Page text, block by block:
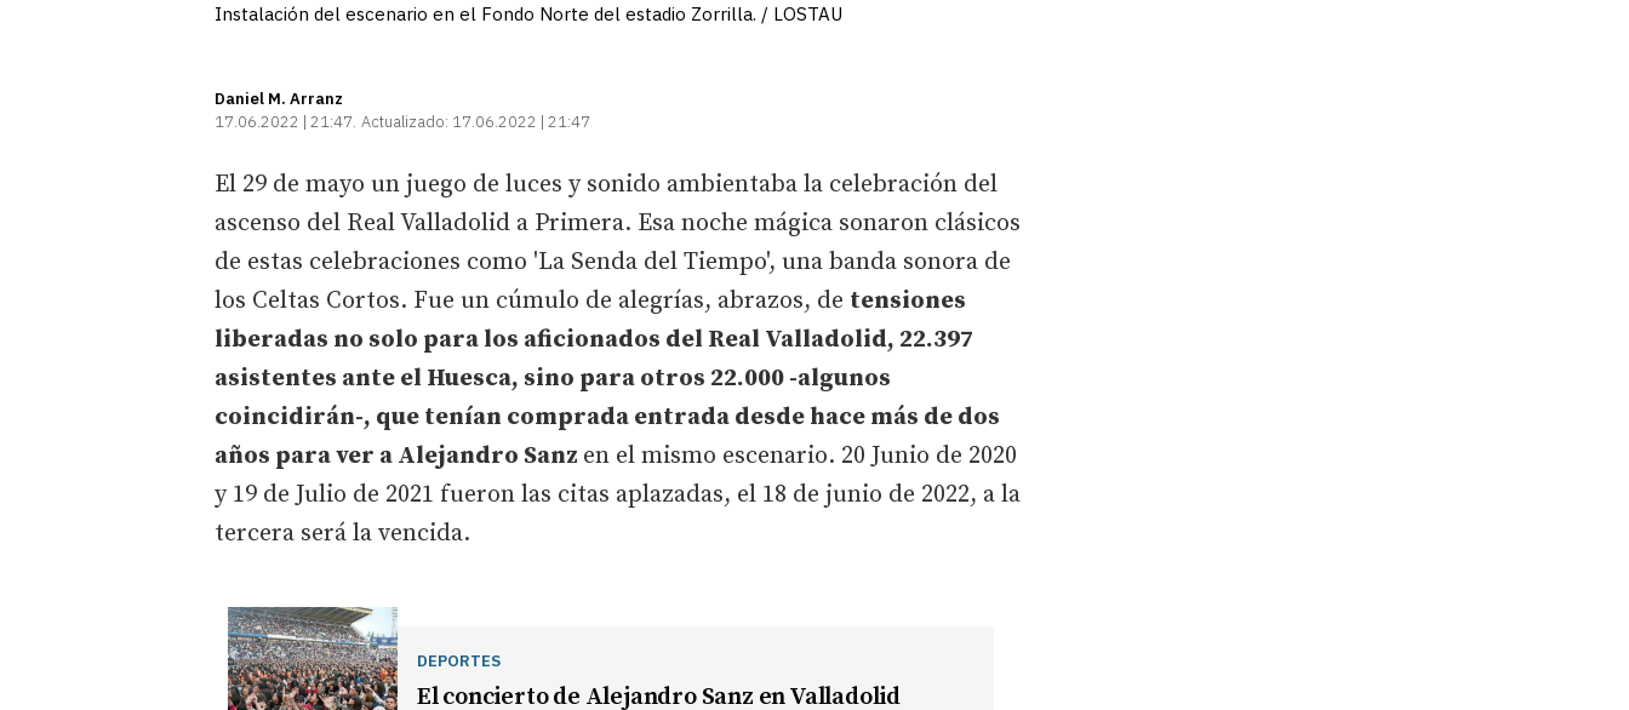
Instalación del escenario en el Fondo Norte del estadio Zorrilla. / LOSTAU
Daniel M. Arranz
17.06.2022 | 21:47 Actualizado: 17.06.2022 | 21:47
El 29 de mayo un juego de luces y sonido ambientaba la celebración del
ascenso del Real Valladolid a Primera. Esa noche mágica sonaron clásicos
de estas celebraciones como 'La Senda del Tiempo', una banda sonora de
los Celtas Cortos. Fue un cúmulo de alegrías, abrazos, de tensiones
liberadas no solo para los aficionados del Real Valladolid, 22.397
asistentes ante el Huesca, sino para otros 22.000 -algunos
coincidirán-, que tenían comprada entrada desde hace más de dos
años para ver a Alejandro Sanz en el mismo escenario. 20 Junio de 2020
y 19 de Julio de 2021 fueron las citas aplazadas, el 18 de junio de 2022, a la
tercera será la vencida.
DEPORTES
El concierto de Alejandro Sanz en Valladolid